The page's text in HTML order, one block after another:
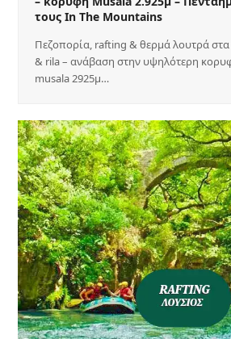
τους In The Mountains
Πεζοπορία, rafting & θερμά λουτρά
& rila – ανάβαση στην υψηλότερη
musala 2925μ…